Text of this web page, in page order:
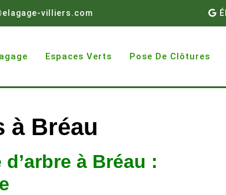
villiers.com
Espaces Verts Pose De Clôtures
à Bréau
à Bréau :